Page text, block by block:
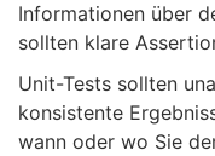
Informationen über
sollten klare
Unit-Tests sollten
konsistente
wann oder wo Sie